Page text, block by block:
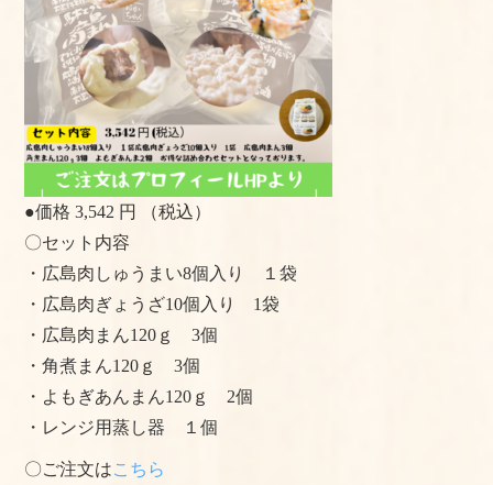
●価格 3,542 円 （税込）
〇セット内容
・広島肉しゅうまい8個入り １袋
・広島肉ぎょうざ10個入り 1袋
・広島肉まん120ｇ 3個
・角煮まん120ｇ 3個
・よもぎあんまん120ｇ 2個
・レンジ用蒸し器 １個
〇ご注文はこちら